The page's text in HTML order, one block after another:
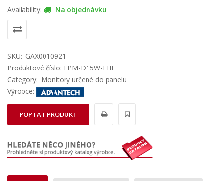
Availability: Na objednávku
SKU: GAX0010921
Produktové číslo: FPM-D15W-FHE
Category: Monitory určené do panelu
Výrobce:
POPTAT PRODUKT